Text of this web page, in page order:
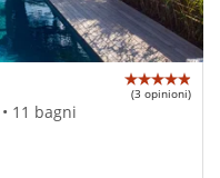
(3 opinioni)
11 bagni